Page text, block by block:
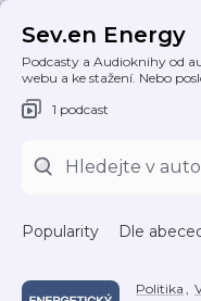
Sev.en Energy
Podcasty a Audioknihy od
webu a ke stažení. Nebo
1 podcast
Popularity Dle
Politika ,